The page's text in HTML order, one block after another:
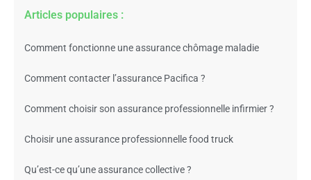
Articles populaires :
Comment fonctionne une assurance chômage maladie
Comment contacter l’assurance Pacifica ?
Comment choisir son assurance professionnelle infirmier ?
Choisir une assurance professionnelle food truck
Qu’est-ce qu’une assurance collective ?